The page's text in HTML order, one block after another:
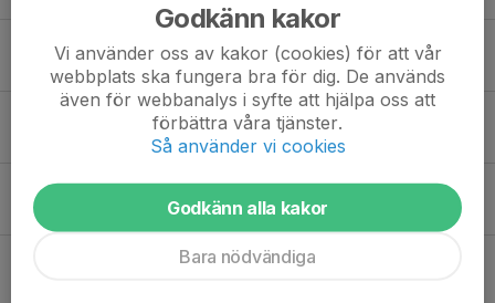
Snart dags för Tipsligan igen (v.35-44)
28 jul, 19:00
Hjälp vid att lägga isreklam
20 jul, 11:18 0
Kallelse till möte kring Isschema
0
Plexit på nytt med bra sikt igenom!
Godkänn kakor
Vi använder oss av kakor (cookies) för att vår
webbplats ska fungera bra för dig. De används
även för webbanalys i syfte att hjälpa oss att
förbättra våra tjänster.
Så använder vi cookies
Godkänn alla kakor
Bara nödvändiga